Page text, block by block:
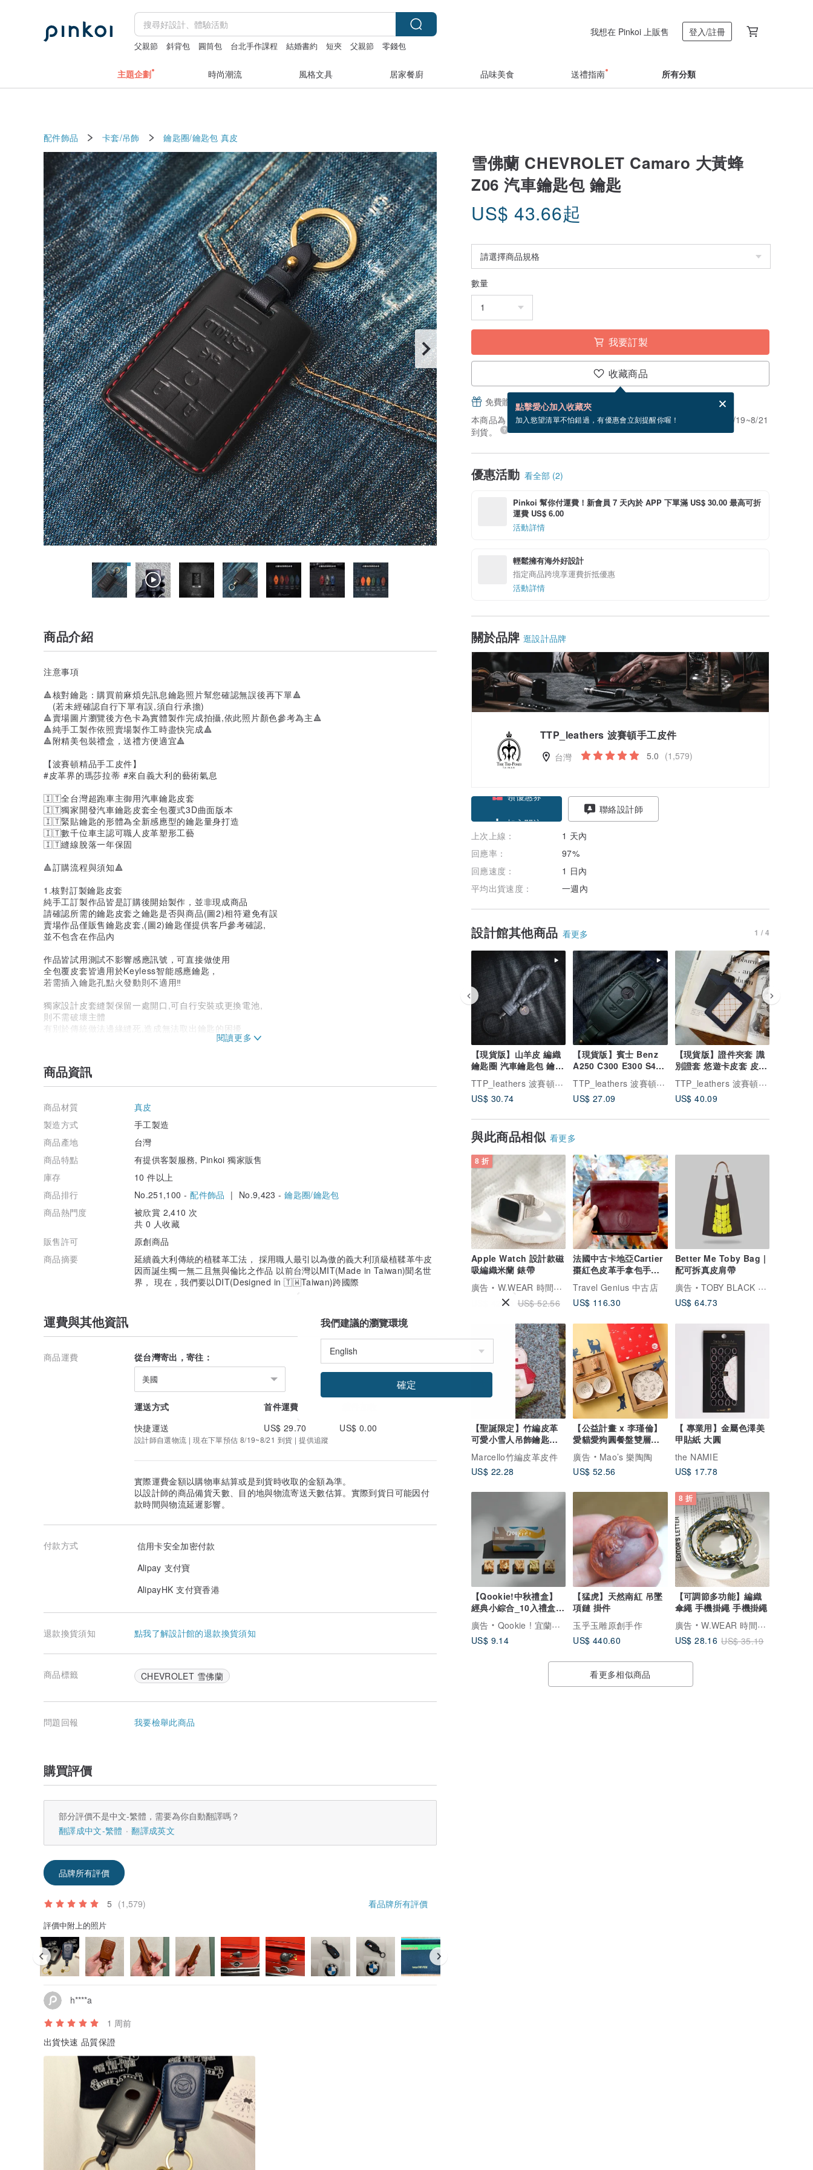
父親節 斜背包 圓筒包 台北手作課程 結婚書約 短夾 父親節 零錢包
我想在 Pinkoi 上販售 登入/註冊
主題企劃 時尚潮流 風格文具 居家餐廚 品味美食 送禮指南 所有分類
配件飾品 卡套/吊飾 鑰匙圈/鑰匙包 真皮
雪佛蘭 CHEVROLET Camaro 大黃蜂
Z06 汽車鑰匙包 鑰匙
US$ 43.66起
數量
我要訂製
收藏商品
點擊愛心加入收藏夾
加入慾望清單不怕錯過，有優惠會立刻提醒你喔！
免費贈送電子賀卡，結帳完成後填寫
本商品為「接單訂製」。付款後需 7 個工作天製作。現在下單預估 8/19~8/21
到貨。
優惠活動 看全部 (2)
Pinkoi 幫你付運費！新會員 7 天內於 APP 下單滿 US$ 30.00 最高可折
運費 US$ 6.00
活動詳情
輕鬆擁有海外好設計
指定商品跨境享運費折抵優惠
活動詳情
關於品牌 逛設計品牌
TTP_leathers 波賽頓手工皮件
台灣 5.0 (1,579)
加入關注
聯絡設計師
上次上線：
1 天內
回應率：
97%
回應速度：
1 日內
平均出貨速度：
一週內
設計館其他商品 看更多 1 / 4
【現貨版】山羊皮 編織
鑰匙圈 汽車鑰匙包 鑰匙
皮套 車鑰匙皮套
TTP_leathers 波賽頓手工皮件
US$ 30.74
【現貨版】賓士 Benz
A250 C300 E300 S400
CLA CLS汽車鑰匙皮套TTP_leathers 波賽頓手工皮件
US$ 27.09
【現貨版】證件夾套 識
別證套 悠遊卡皮套 皮件
證件套 生日禮物
TTP_leathers 波賽頓手工皮件
US$ 40.09
與此商品相似 看更多
8 折
Apple Watch 設計款磁
吸編織米蘭 錶帶
廣告
W.WEAR 時間穿搭
US$ 42.05
US$ 52.56
法國中古卡地亞Cartier
棗紅色皮革手拿包手抓
包包 高級二手古著
Travel Genius 中古店
US$ 116.30
Better Me Toby Bag |
配可拆真皮肩帶
廣告
TOBY BLACK 托比小黑
US$ 64.73
【聖誕限定】竹編皮革
可愛小雪人吊飾鑰匙圈
【交換禮物首選】
Marcello竹編皮革皮件
US$ 22.28
【公益計畫 x 李瑾倫】
愛貓愛狗圓餐盤雙層禮
盒組
廣告
Mao’s 樂陶陶
US$ 52.56
【 專業用】金屬色澤美
甲貼紙 大圓
the NAMIE
US$ 17.78
【Qookie!中秋禮盒】
經典小綜合_10入禮盒
(附提袋)(手工餅乾)
廣告
Qookie ! 宜蘭必吃伴手禮
US$ 9.14
【猛虎】天然南紅 吊墜
項鏈 掛件
玉乎玉雕原創手作
US$ 440.60
8 折
【可調節多功能】編織
傘繩 手機掛繩 手機掛繩
廣告
W.WEAR 時間穿搭
US$ 28.16 US$ 35.19
看更多相似商品
商品介紹
注意事項
🔺核對鑰匙：購買前麻煩先訊息鑰匙照片幫您確認無誤後再下單🔺
(若未經確認自行下單有誤,須自行承擔)
🔺賣場圖片瀏覽後方色卡為實體製作完成拍攝,依此照片顏色參考為主🔺
🔺純手工製作依照賣場製作工時盡快完成🔺
🔺附精美包裝禮盒，送禮方便適宜🔺
【波賽頓精品手工皮件】
#皮革界的瑪莎拉蒂 #來自義大利的藝術氣息
🇮🇹全台灣超跑車主御用汽車鑰匙皮套
🇮🇹獨家開發汽車鑰匙皮套全包覆式3D曲面版本
🇮🇹緊貼鑰匙的形體為全新感應型的鑰匙量身打造
🇮🇹數千位車主認可職人皮革塑形工藝
🇮🇹縫線脫落一年保固
🔺訂購流程與須知🔺
1.核對訂製鑰匙皮套
純手工訂製作品皆是訂購後開始製作，並非現成商品
請確認所需的鑰匙皮套之鑰匙是否與商品(圖2)相符避免有誤
賣場作品僅販售鑰匙皮套,(圖2)鑰匙僅提供客戶參考確認,
並不包含在作品內
作品皆試用測試不影響感應訊號，可直接做使用
全包覆皮套皆適用於Keyless智能感應鑰匙，
若需插入鑰匙孔點火發動則不適用‼️
獨家設計皮套縫製保留一處開口,可自行安裝或更換電池,
則不需破壞主體
有別於傳統做法邊緣縫死,造成無法取出鑰匙的困擾
由於植鞣革染色工藝復雜，並非合成皮顏色死亮，
故不同批次的皮料顏色可能略有色差；
色彩敏感者建議挑選黑色，完美主義者請勿下單。
3.製作工作日
⚒純手工作品為達成細膩的立體弧度，需經歷多道繁瑣工序
然而盡快幫您完成，工作日為5-14天
若有送禮時間上需求可聯絡我們加購急件費用另行安排。
本作品皆含有精美盒裝為您達到送禮需求
4.皮料介紹
來自義大利100%頂級植鞣革牛皮採用天然植物丹寧酸萃取
搭配台灣及日本高品質黃銅五金作為詮釋
天然植鞣皮革，表面不像合成皮經過化工塗層，
如筋紋、摩擦顏色變化、蚊蟲叮咬、細微刮痕等，
均屬皮料正常自然特性，無法以工業級標品方式呈現
手工精細裁切達到皮套吻合度趨近對稱，精密的邊距鑿洞縫製
純手工古法雙針縫製，配上德國降落傘縫線，高強度不易斷裂
採用遞增式打磨，反覆拋光、研磨達到皮套邊緣的溫潤
品牌理念
波賽頓精品手工皮件坐落於台灣，我們堅持高品質的手藝，
十幾年來堅持很難，但是我們堅持到底💪🏻
作品創新的核心價值才是真正的價值，
而不是一昧追求低成本產品製造忽略了種種細節。
不惜時間，精工細作，在質量問題上從不妥協。
延續義大利傳統的植鞣革工法，
採用職人最引以為傲的義大利頂級植鞣革牛皮
因而誕生獨一無二且無與倫比之作品
以前台灣以MIT(Made in Taiwan)聞名世界，
現在，我們要以DIT(Designed in 🇹🇼Taiwan)跨國際。
商品資訊
商品材質
真皮
製造方式
手工製造
商品產地
台灣
商品特點
有提供客製服務, Pinkoi 獨家販售
庫存
10 件以上
商品排行
No.251,100 -配件飾品 | No.9,423 -鑰匙圈/鑰匙包
商品熱門度
被欣賞 2,410 次
共 0 人收藏
販售許可
原創商品
商品摘要
延續義大利傳統的植鞣革工法， 採用職人最引以為傲的義大利頂級植鞣革牛皮
因而誕生獨一無二且無與倫比之作品 以前台灣以MIT(Made in Taiwan)聞名世
界， 現在，我們要以DIT(Designed in 🇹🇼Taiwan)跨國際
運費與其他資訊
商品運費 從台灣寄出，寄往：
美國
運送方式 首件運費
快捷運送
US$ 29.70 US$ 0.00
設計師自選物流 | 現在下單預估 8/19~8/21 到貨 | 提供追蹤
實際運費金額以購物車結算或是到貨時收取的金額為準。
以設計師的商品備貨天數、目的地與物流寄送天數估算。實際到貨日可能因付
款時間與物流延遲影響。
付款方式
信用卡安全加密付款
Alipay 支付寶
AlipayHK 支付寶香港
退款換貨須知 點我了解設計館的退款換貨須知
商品標籤 CHEVROLET 雪佛蘭
問題回報 我要檢舉此商品
購買評價
部分評價不是中文-繁體，需要為你自動翻譯嗎？
翻譯成中文-繁體
翻譯成英文
品牌所有評價
5 (1,579) 看品牌所有評價
評價中附上的照片
h****a
1 周前
出貨快速 品質保證
我們建議的瀏覽環境
確定